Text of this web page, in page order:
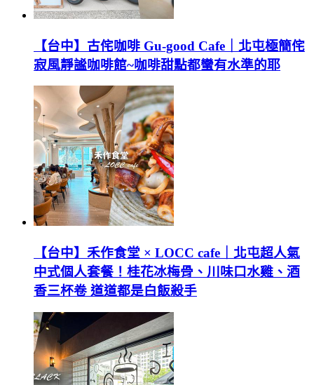
【台中】古侘咖啡 Gu-good Cafe｜北屯極簡侘
寂風靜謐咖啡館~咖啡甜點都蠻有水準的耶
【台中】禾作食堂 × LOCC cafe｜北屯超人氣
中式個人套餐！桂花冰梅骨、川味口水雞、酒
香三杯卷 道道都是白飯殺手